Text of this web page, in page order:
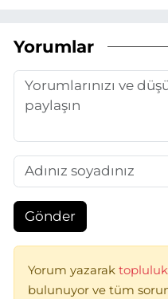
Yorumlar
Gönder
Yorum yazarak topluluk
bulunuyor ve tüm